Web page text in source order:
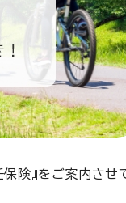
険』をご案内させ